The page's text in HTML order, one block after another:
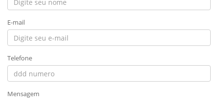
E-mail
Telefone
Mensagem